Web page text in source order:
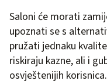
Saloni će morati
upoznati se s
pružati jednaku
riskiraju kazne, ali i
osvještenijih korisnica.